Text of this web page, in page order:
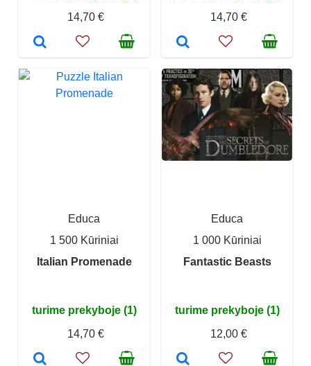
14,70 €
14,70 €
Educa
1 500 Kūriniai
Italian Promenade
turime prekyboje (1)
14,70 €
Educa
1 000 Kūriniai
Fantastic Beasts
turime prekyboje (1)
12,00 €